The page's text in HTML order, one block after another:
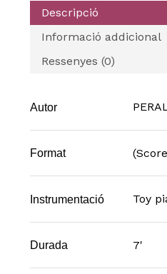
Descripció
Informació addicional
Ressenyes (0)
Autor
Format
Instrumentació Toy
Durada 7'